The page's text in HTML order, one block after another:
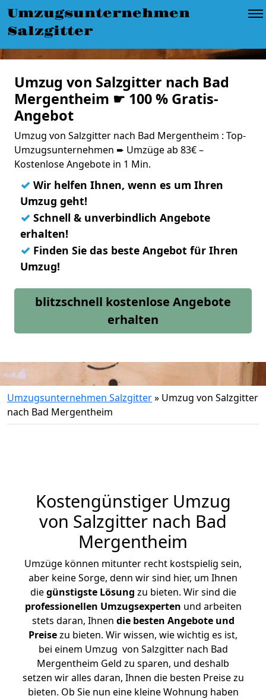
Umzugsunternehmen
Salzgitter
Umzug von Salzgitter nach Bad
Mergentheim ☛ 100 % Gratis-
Angebot
Umzug von Salzgitter nach Bad Mergentheim : Top-
Umzugsunternehmen ➨ Umzüge ab 83€ –
Kostenlose Angebote in 1 Min.
✓ Wir helfen Ihnen, wenn es um Ihren
Umzug geht!
✓ Schnell & unverbindlich Angebote
erhalten!
✓ Finden Sie das beste Angebot für Ihren
Umzug!
blitzschnell kostenlose Angebote
erhalten
Umzugsunternehmen Salzgitter» Umzug von Salzgitter
nach Bad Mergentheim
Kostengünstiger Umzug
von Salzgitter nach Bad
Mergentheim
Umzüge können mitunter recht kostspielig sein,
aber keine Sorge, denn wir sind hier, um Ihnen
diegünstigste Lösung zu bieten. Wir sind die
professionellen Umzugsexperten und arbeiten
stets daran, Ihnen die besten Angebote und
Preisezu bieten. Wir wissen, wie wichtig es ist,
bei einem Umzug von Salzgitter nach Bad
Mergentheim Geld zu sparen, und deshalb
setzen wir alles daran, Ihnen die besten Preise zu
bieten. Ob Sie nun eine kleine Wohnung haben